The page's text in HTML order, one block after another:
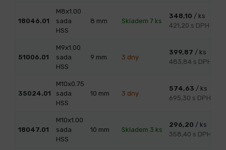
18046.01
M8x1.00
sada
HSS
8 mm Skladem 7 ks
348,10 / ks
421,20 s DPH
51006.01
M9x1.00
sada
HSS
9 mm 3 dny
399,87 / ks
483,84 s DPH
35024.01
M10x0.75
sada
HSS
10 mm 3 dny
574,63 / ks
695,30 s DPH
18047.01
M10x1.00
sada
HSS
10 mm Skladem 3 ks
296,20 / ks
358,40 s DPH